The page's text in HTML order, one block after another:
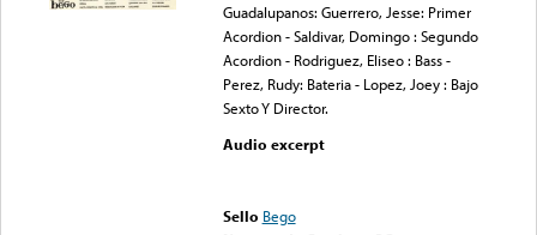
Guadalupanos: Guerrero, Jesse: Primer
Acordion - Saldivar, Domingo : Segundo
Acordion - Rodriguez, Eliseo : Bass -
Perez, Rudy: Bateria - Lopez, Joey : Bajo
Sexto Y Director.
Audio excerpt
Sello Bego